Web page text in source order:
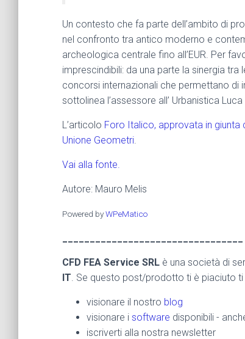
Un contesto che fa parte dell’ambito di
nel confronto tra antico moderno e
archeologica centrale fino all’EUR. Per
imprescindibili: da una parte la sinergia
concorsi internazionali che permettano di
sottolinea l’assessore all’ Urbanistica
L’articolo Foro Italico, approvata in giunta
Unione Geometri.
Vai alla fonte.
Autore: Mauro Melis
Powered byWPeMatico
CFD FEA Service SRL è una società di
IT. Se questo post/prodotto ti è piaciuto ti
visionare il nostro blog
visionare i software disponibili -
iscriverti alla nostra newsletter